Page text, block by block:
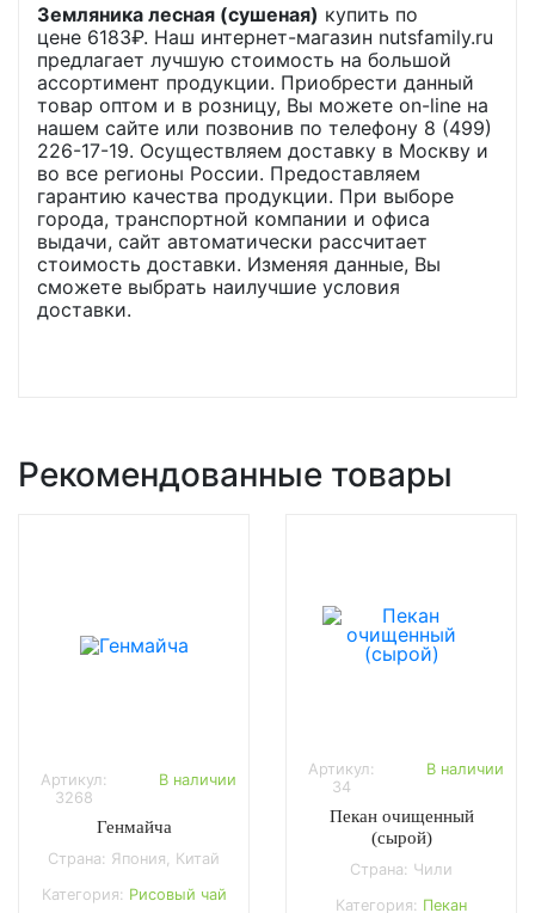
Земляника лесная (сушеная) купить по
цене 6183₽. Наш интернет-магазин nutsfamily.ru
предлагает лучшую стоимость на большой
ассортимент продукции. Приобрести данный
товар оптом и в розницу, Вы можете on-line на
нашем сайте или позвонив по телефону 8 (499)
226-17-19. Осуществляем доставку в Москву и
во все регионы России. Предоставляем
гарантию качества продукции. При выборе
города, транспортной компании и офиса
выдачи, сайт автоматически рассчитает
стоимость доставки. Изменяя данные, Вы
сможете выбрать наилучшие условия
доставки.
Рекомендованные товары
Артикул:
3268
В наличии
Генмайча
Страна: Япония, Китай
Категория: Рисовый чай
Артикул:
34
В наличии
Пекан очищенный
(сырой)
Страна: Чили
Категория: Пекан